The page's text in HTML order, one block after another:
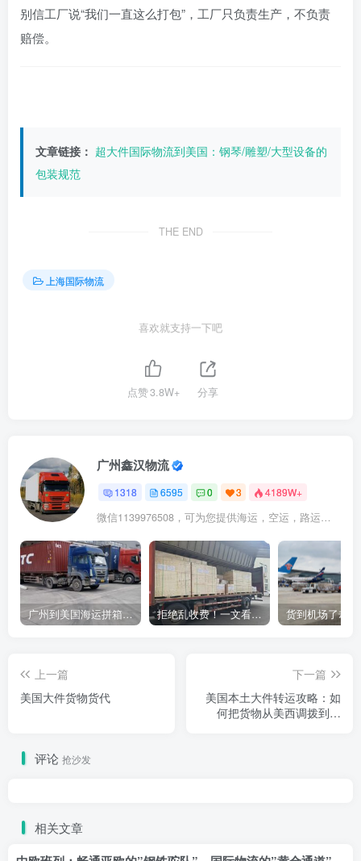
别信工厂说“我们一直这么打包”，工厂只负责生产，不负责
赔偿。
文章链接： 超大件国际物流到美国：钢琴/雕塑/大型设备的
包装规范
THE END
上海国际物流
喜欢就支持一下吧
点赞3.8W+ 分享
广州鑫汉物流
1318 6595 0 3 4189W+
微信1139976508，可为您提供海运，空运，路运，铁路运输
广州到美国海运拼箱多少钱？2024年最新运费构成+隐藏费用避坑指南 拒绝乱收费！一文看懂中国货代计费套路，教你避开所有隐形坑
上一篇
美国大件货物货代
下一篇
美国本土大件转运攻略：如
何把货物从美西调拨到美
评论 抢沙发
相关文章